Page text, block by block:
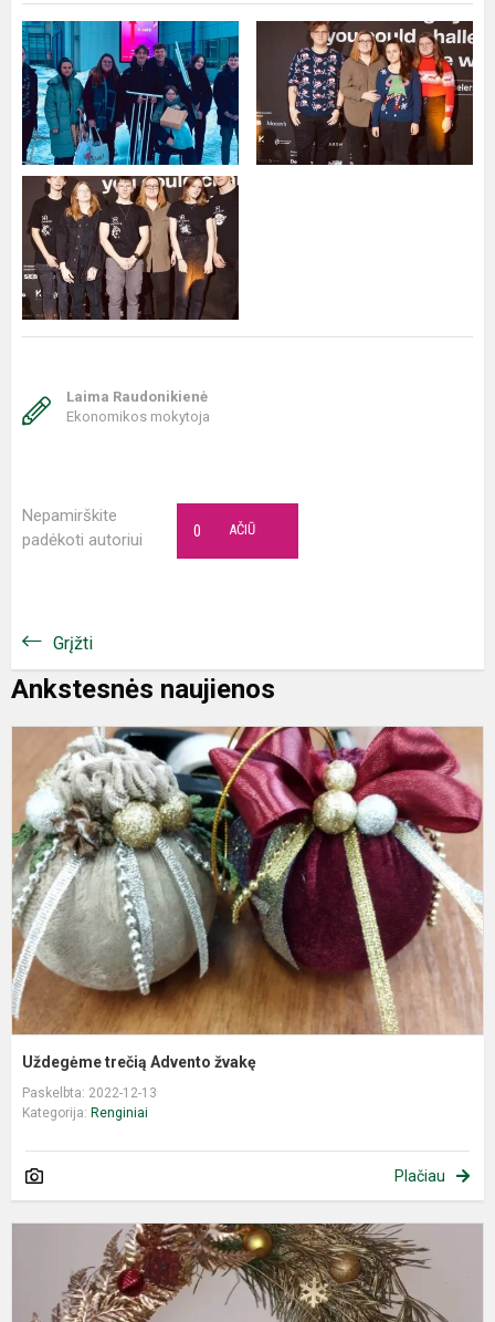
Laima Raudonikienė
Ekonomikos mokytoja
Nepamirškite
padėkoti autoriui
AČIŪ
0
Grįžti
Ankstesnės naujienos
Uždegėme trečią Advento žvakę
Paskelbta: 2022-12-13
Kategorija: Renginiai
Plačiau